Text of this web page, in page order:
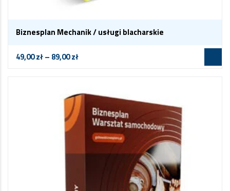
Biznesplan Mechanik / usługi blacharskie
49,00zł– 89,00zł